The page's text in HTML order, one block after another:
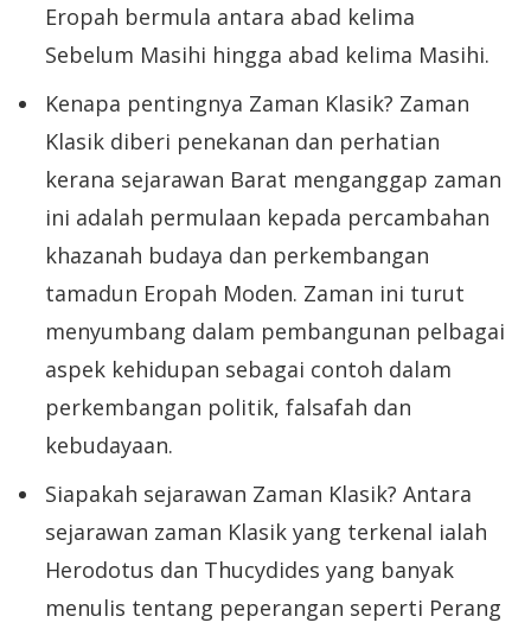
Eropah bermula antara abad kelima
Sebelum Masihi hingga abad kelima Masihi.
Kenapa pentingnya Zaman Klasik? Zaman
Klasik diberi penekanan dan perhatian
kerana sejarawan Barat menganggap zaman
ini adalah permulaan kepada percambahan
khazanah budaya dan perkembangan
tamadun Eropah Moden. Zaman ini turut
menyumbang dalam pembangunan pelbagai
aspek kehidupan sebagai contoh dalam
perkembangan politik, falsafah dan
kebudayaan.
Siapakah sejarawan Zaman Klasik? Antara
sejarawan zaman Klasik yang terkenal ialah
Herodotus dan Thucydides yang banyak
menulis tentang peperangan seperti Perang